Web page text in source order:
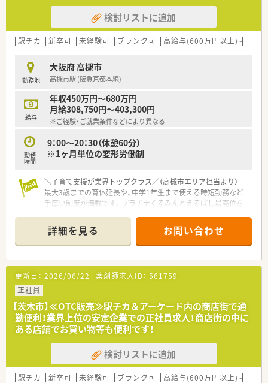
■店舗に来局されるお客様に対して症状を細かくヒアリングし、
売り上げや利益にとらわれない誠実なOTC販売業務を行いま
す。
■豊富な第一類医薬品や健康食品、介護用品などの適切な在庫管
■食事や栄養摂取に関する細やかな相談に応じ、厚生労働省が定
める「健康サポート薬局」の認定に向けた各種業務を担います。
【職場環境と雰囲気】
■ドラッグストア業界で唯一、えるぼし最高位とプラチナくるみ
んの双方の認定を受けており、女性がのびのびと活躍できる職場
です。
のカウンセリング業務に100％集中できる快適な環境が自慢で
す。
を持った人員配置を行っているためギスギス感がございませ
ん。
検討リストに追加
駅チカ 新卒可 未経験可 ブランク可 高給与(600万円以上)
勤務地
大阪府 高槻市
高槻市駅 (阪急京都本線)
給与
年収450万円～680万円
月給308,750円～403,300円
※ご経験・ご就業条件などにより異なる
勤務
時間
9：00～20：30（休憩60分）
※1ヶ月単位の変形労働制
＼子育て支援が業界トップクラス／（高槻市エリア担当より）
最大3歳までの育休延長や、中学1年生まで使える時短勤務など
手厚い制度が満載です。プラチナくるみんとえるぼし最高位を
＊------------------------------------------＊
【店舗情報と応需状況について】
■阪急京都本線の高槻市駅から徒歩5分ほどの高槻センター街に
位置しており、非常にアクセスが良くお買い物にも便利な店舗で
す。
■調剤業務の取り扱いがないOTC専門店であるため、処方箋の応
す。
■豊富なOTC医薬品や健康食品、サプリメントなどを幅広く取り
揃えており、地域の健康拠点として機能している店舗環境です。
【想定される業務内容】
■店舗に来局されるお客様に対して症状を細かくヒアリングし、
売り上げや利益にとらわれない誠実なOTC販売業務を行いま
す。
詳細を見る お問い合わせ
更新日： 2026/06/22 薬剤師求人ID： 561759
正社員
【茨木市】≪OTC販売≫駅チカ＆アーケード内の商店街で通
勤便利！業界上位の安定企業での正社員求人！商店街の中に
ある店舗でお買い物等も便利です！
検討リストに追加
駅チカ 新卒可 未経験可 ブランク可 高給与(600万円以上)